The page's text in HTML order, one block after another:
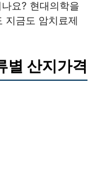
요? 현대의학을
지금도 암치료제
별 산지가격